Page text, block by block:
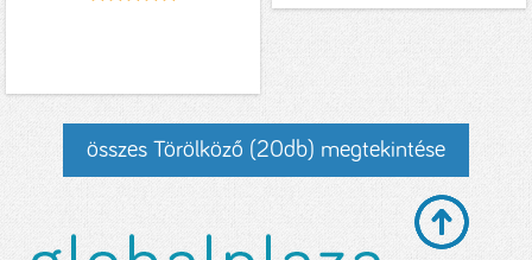
összes Törölköző (20db) megtekintése